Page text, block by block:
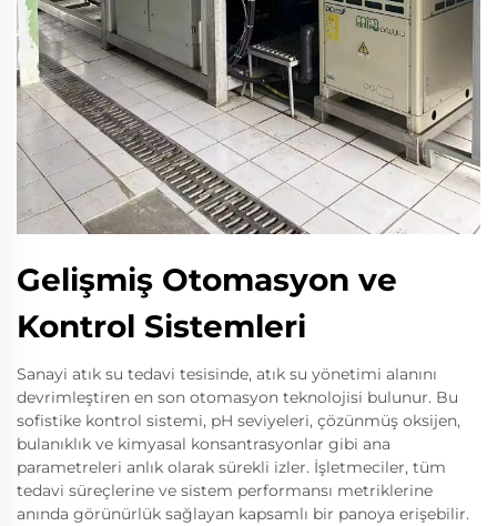
Gelişmiş Otomasyon ve
Kontrol Sistemleri
Sanayi atık su tedavi tesisinde, atık su yönetimi alanını
devrimleştiren en son otomasyon teknolojisi bulunur. Bu
sofistike kontrol sistemi, pH seviyeleri, çözünmüş oksijen,
bulanıklık ve kimyasal konsantrasyonlar gibi ana
parametreleri anlık olarak sürekli izler. İşletmeciler, tüm
tedavi süreçlerine ve sistem performansı metriklerine
anında görünürlük sağlayan kapsamlı bir panoya erişebilir.